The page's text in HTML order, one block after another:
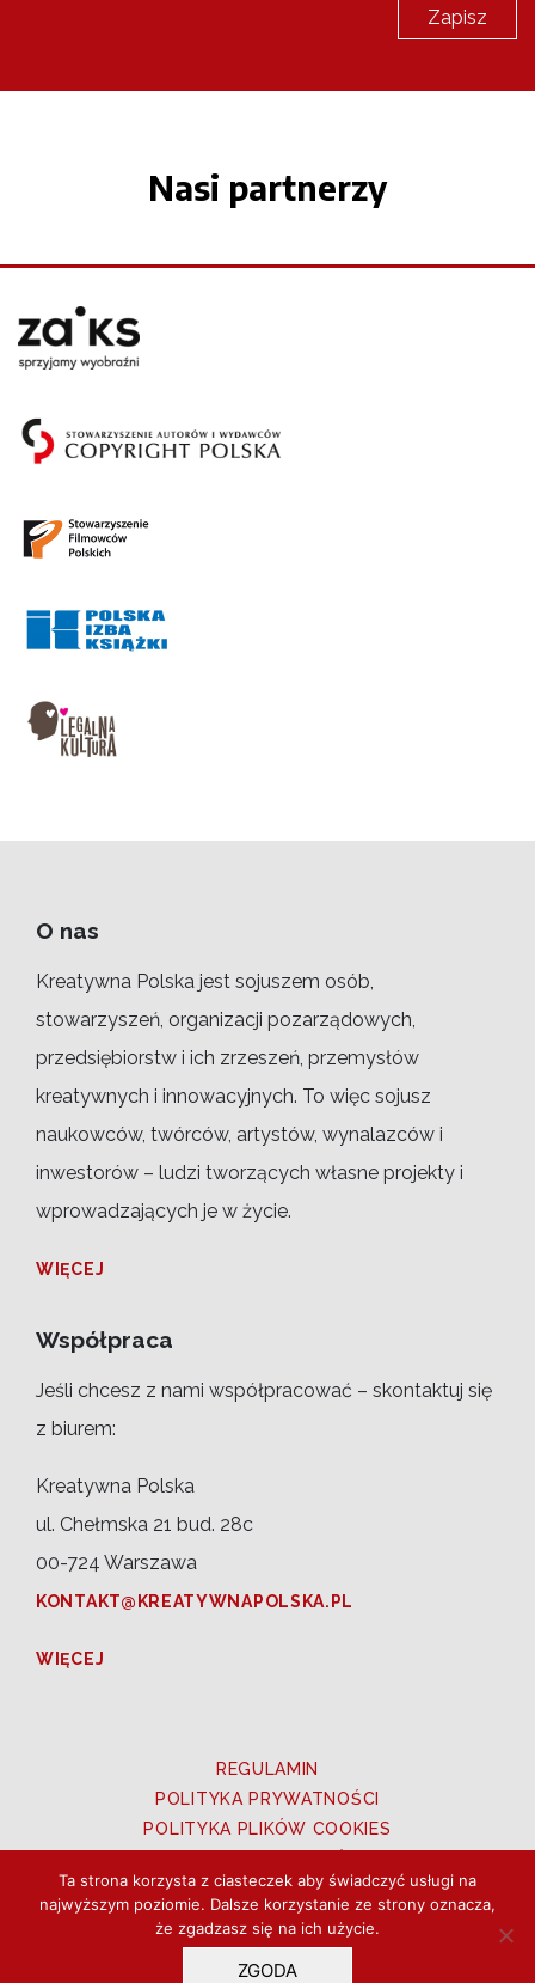
Nasi partnerzy
O nas
Kreatywna Polska jest sojuszem osób,
stowarzyszeń, organizacji pozarządowych,
przedsiębiorstw i ich zrzeszeń, przemysłów
kreatywnych i innowacyjnych. To więc sojusz
naukowców, twórców, artystów, wynalazców i
inwestorów – ludzi tworzących własne projekty i
wprowadzających je w życie.
WIĘCEJ
Współpraca
Jeśli chcesz z nami współpracować – skontaktuj się
z biurem:
Kreatywna Polska
ul. Chełmska 21 bud. 28c
00-724 Warszawa
KONTAKT@KREATYWNAPOLSKA.PL
WIĘCEJ
REGULAMIN
POLITYKA PRYWATNOŚCI
POLITYKA PLIKÓW COOKIES
UTWORY OZNACZONE CC BY 3.0 PL
Copyright © 2026 Kreatywna Polska. Wszystkie
Ta strona korzysta z ciasteczek aby świadczyć usługi na
najwyższym poziomie. Dalsze korzystanie ze strony oznacza,
że zgadzasz się na ich użycie.
ZGODA